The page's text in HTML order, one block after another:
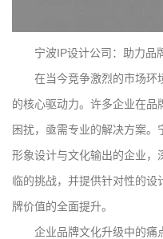
宁波IP设计公司：助力品
在当今竞争激烈的市场环
的核心驱动力。许多企业在品
困扰，亟需专业的解决方案
形象设计与文化输出的企业，
临的挑战，并提供针对性的设
牌价值的全面提升。
企业品牌文化升级中的痛